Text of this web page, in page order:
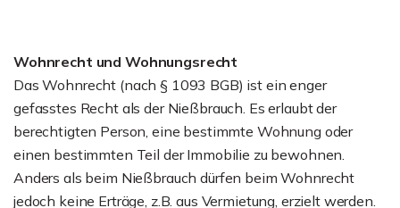
Wohnrecht und Wohnungsrecht
Das Wohnrecht (nach § 1093 BGB) ist ein enger
gefasstes Recht als der Nießbrauch. Es erlaubt der
berechtigten Person, eine bestimmte Wohnung oder
einen bestimmten Teil der Immobilie zu bewohnen.
Anders als beim Nießbrauch dürfen beim Wohnrecht
jedoch keine Erträge, z.B. aus Vermietung, erzielt werden.